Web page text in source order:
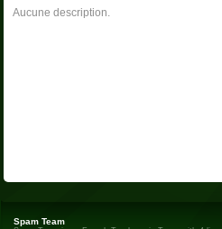
Aucune description.
Spam Team